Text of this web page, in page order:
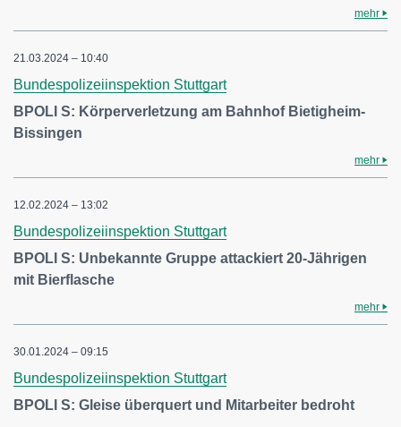
mehr
21.03.2024 – 10:40
Bundespolizeiinspektion Stuttgart
BPOLI S: Körperverletzung am Bahnhof Bietigheim-
Bissingen
mehr
12.02.2024 – 13:02
Bundespolizeiinspektion Stuttgart
BPOLI S: Unbekannte Gruppe attackiert 20-Jährigen
mit Bierflasche
mehr
30.01.2024 – 09:15
Bundespolizeiinspektion Stuttgart
BPOLI S: Gleise überquert und Mitarbeiter bedroht